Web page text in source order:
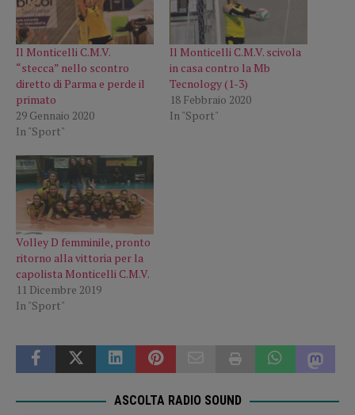
Il Monticelli C.M.V.
“stecca” nello scontro
diretto di Parma e perde il
primato
29 Gennaio 2020
In "Sport"
Il Monticelli C.M.V. scivola
in casa contro la Mb
Tecnology (1-3)
18 Febbraio 2020
In "Sport"
Volley D femminile, pronto
ritorno alla vittoria per la
capolista Monticelli C.M.V.
11 Dicembre 2019
In "Sport"
ASCOLTA RADIO SOUND